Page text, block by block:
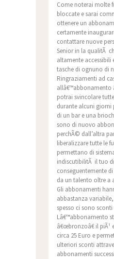
Come noterai molte
bloccate e sarai
ottenere un
certamente
contattare nuove
Senior in la qualitÃ
altamente accessibili
tasche di ognuno di
Ringraziamenti ad
allâ€™abbonamento
potrai svincolare
durante alcuni
di un bar e una
sono di nuovo
perchÃ© dall’altra
liberalizzare tutte le
permettano di
indiscutibilitÃ il tuo
conseguentemente
da un talento oltre a
Gli abbonamenti
abbastanza
spesso ci sono sconti
Lâ€™abbonamento
â€œbronzoâ€ il
circa 25 Euro e
ulteriori sconti
abbonamenti